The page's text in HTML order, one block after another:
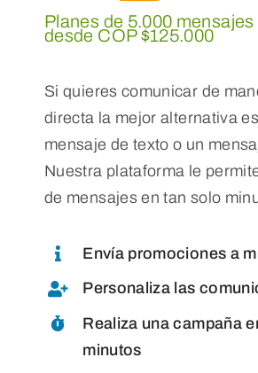
Planes de 5.000
desde COP $125.000
Si quieres comunicar de
directa la mejor alternativa
mensaje de texto o un
Nuestra plataforma le
de mensajes en tan solo
Envía promociones a
Personaliza las
Realiza una campaña
minutos